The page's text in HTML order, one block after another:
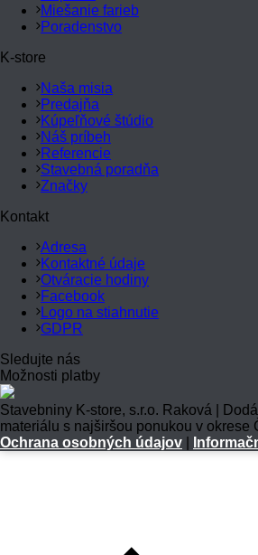
Miešanie farieb
Poradenstvo
K-store
Naša misia
Predajňa
Kúpeľňové štúdio
Náš príbeh
Referencie
Stavebná poradňa
Značky
Kontakt
Adresa
Kontaktné údaje
Otváracie hodiny
Facebook
Logo na stiahnutie
GDPR
Sledujte nás
Možnosti platby
Stavebniny K-store, s.r.o. Raková |
materiálu s najširšou ponukou v okrese
Ochrana osobných údajov